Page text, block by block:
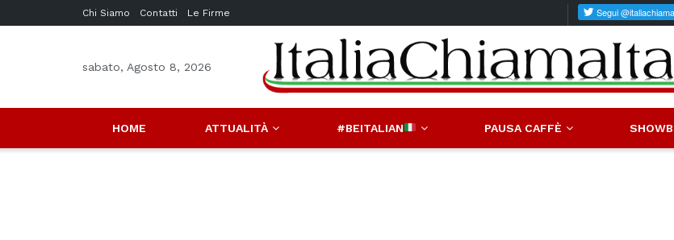
Chi Siamo Contatti Le Firme
sabato, Agosto 8, 2026
HOME ATTUALITÀ #BEITALIAN PAUSA CAFFÈ